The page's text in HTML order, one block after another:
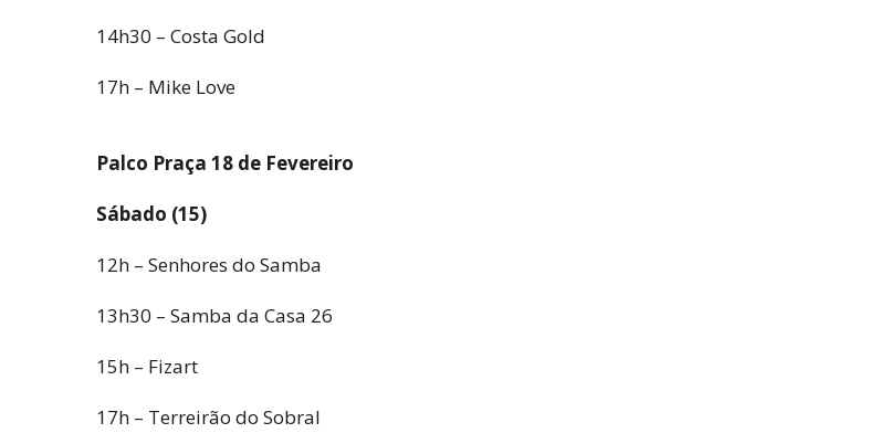
14h30 – Costa Gold
17h – Mike Love
Palco Praça 18 de Fevereiro
Sábado (15)
12h – Senhores do Samba
13h30 – Samba da Casa 26
15h – Fizart
17h – Terreirão do Sobral